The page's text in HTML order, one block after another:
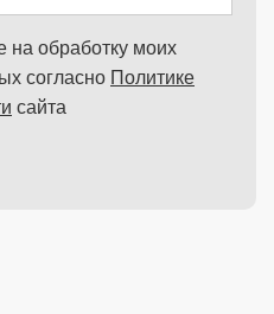
на обработку моих
согласно Политике
сайта